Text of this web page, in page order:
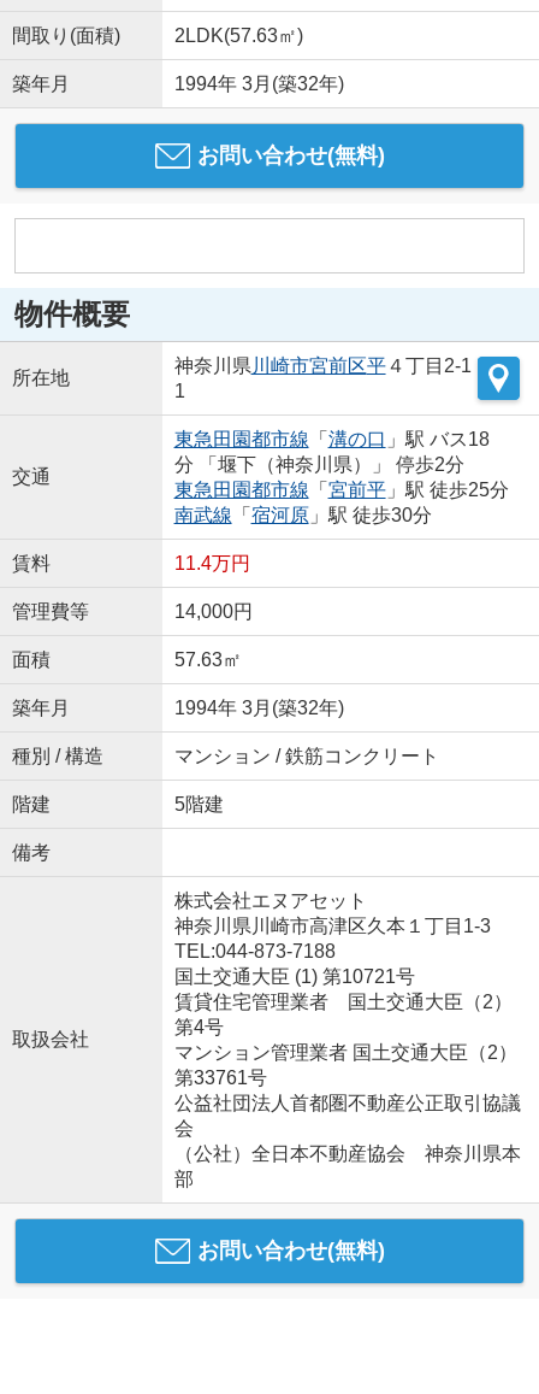
間取り(面積) 2LDK(57.63㎡)
築年月 1994年 3月(築32年)
お問い合わせ(無料)
物件概要
所在地
神奈川県 川崎市宮前区平４丁目2-1
1
交通
東急田園都市線 「 溝の口 」駅 バス18
分 「堰下（神奈川県）」 停歩2分
東急田園都市線 「 宮前平」駅 徒歩25分
南武線 「 宿河原」駅 徒歩30分
賃料 11.4万円
管理費等 14,000円
面積 57.63㎡
築年月 1994年 3月(築32年)
種別 / 構造 マンション / 鉄筋コンクリート
階建 5階建
備考
取扱会社
株式会社エヌアセット
神奈川県川崎市高津区久本１丁目1-3
TEL:044-873-7188
国土交通大臣 (1) 第10721号
賃貸住宅管理業者 国土交通大臣（2）
第4号
マンション管理業者 国土交通大臣（2）
第33761号
公益社団法人首都圏不動産公正取引協議
会
（公社）全日本不動産協会 神奈川県本
部
お問い合わせ(無料)